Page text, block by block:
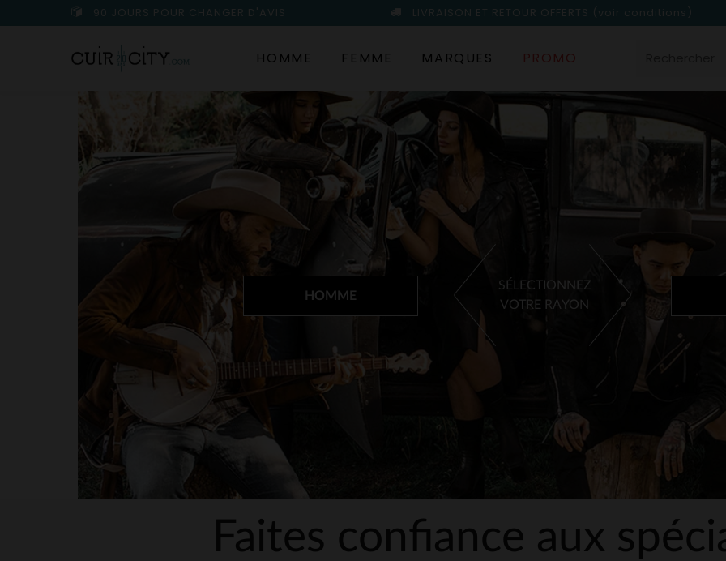
90 JOURS POUR CHANGER D'AVIS LIVRAISON ET RETOUR OFFERTS (voir conditions)
HOMME FEMME MARQUES PROMO
SÉLECTIONNEZ
VOTRE RAYON
HOMME
Faites confiance aux